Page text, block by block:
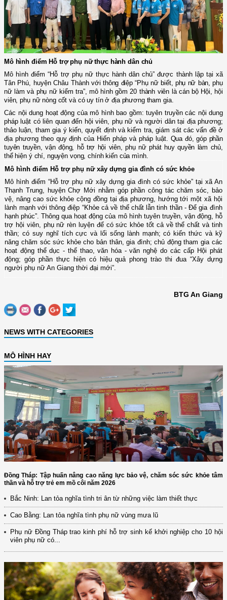
Mô hình điểm Hỗ trợ phụ nữ thực hành dân chủ
Mô hình điểm “Hỗ trợ phụ nữ thực hành dân chủ” được thành lập tại xã
Tân Phú, huyện Châu Thànhvới thông điệp “Phụ nữ biết, phụ nữ bàn, phụ
nữ làm và phụ nữ kiểm tra”, mô hình gồm 20 thành viên là cán bộ Hội, hội
viên, phụ nữ nòng cốt và có uy tín ở địa phương tham gia.
Các nội dung hoạt động của mô hình bao gồm: tuyên truyền các nội dung
pháp luật có liên quan đến hội viên, phụ nữ và người dân tại địa phương;
thảo luận, tham gia ý kiến, quyết định và kiểm tra, giám sát các vấn đề ở
địa phương theo quy định của Hiến pháp và pháp luật. Qua đó, góp phần
tuyên truyền, vận động, hỗ trợ hội viên, phụ nữ phát huy quyền làm chủ,
thể hiện ý chí, nguyện vọng, chính kiến của mình.
Mô hình điểm Hỗ trợ phụ nữ xây dựng gia đình có sức khỏe
Mô hình điểm “Hỗ trợ phụ nữ xây dựng gia đình có sức khỏe” tại xã An
Thạnh Trung, huyện Chợ Mới nhằm góp phần công tác chăm sóc, bảo
vệ, nâng cao sức khỏe cộng đồng tại địa phương, hướng tới một xã hội
lành mạnh với thông điệp “Khỏe cả về thể chất lẫn tinh thần - Để gia đình
hạnh phúc”. Thông qua hoạt động của mô hình tuyên truyền, vận động, hỗ
trợ hội viên, phụ nữ rèn luyện để có sức khỏe tốt cả về thể chất và tinh
thần; có suy nghĩ tích cực và lối sống lành mạnh; có kiến thức và kỹ
năng chăm sóc sức khỏe cho bản thân, gia đình; chủ động tham gia các
hoạt động thể dục - thể thao, văn hóa - văn nghệ do các cấp Hội phát
động; góp phần thực hiện có hiệu quả phong trào thi đua “Xây dựng
người phụ nữ An Giang thời đại mới”.
BTG An Giang
NEWS WITH CATEGORIES
MÔ HÌNH HAY
Đồng Tháp: Tập huấn nâng cao năng lực bảo vệ, chăm sóc sức khỏe tâm
thần và hỗ trợ trẻ em mồ côi năm 2026
Bắc Ninh: Lan tỏa nghĩa tình tri ân từ những việc làm thiết thực
Cao Bằng: Lan tỏa nghĩa tình phụ nữ vùng mưa lũ
Phụ nữ Đồng Tháp trao kinh phí hỗ trợ sinh kế khởi nghiệp cho 10 hội
viên phụ nữ có...